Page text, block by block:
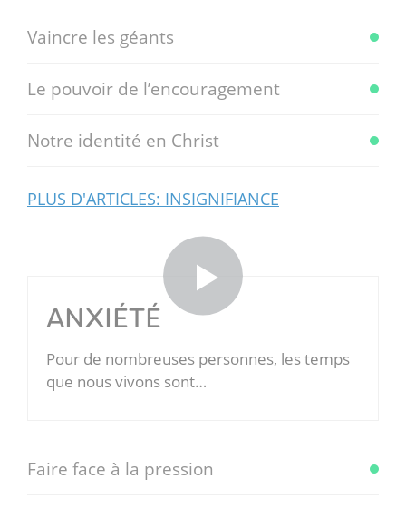
Vaincre les géants
Le pouvoir de l’encouragement
Notre identité en Christ
PLUS D'ARTICLES: INSIGNIFIANCE
ANXIÉTÉ
Pour de nombreuses personnes, les temps
que nous vivons sont…
Faire face à la pression